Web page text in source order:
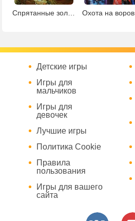
Спрятанные золотые монеты Охота на воров
Детские игры
Игры для
мальчиков
Игры для
девочек
Лучшие игры
Политика Cookie
Правила
пользования
Игры для вашего
сайта